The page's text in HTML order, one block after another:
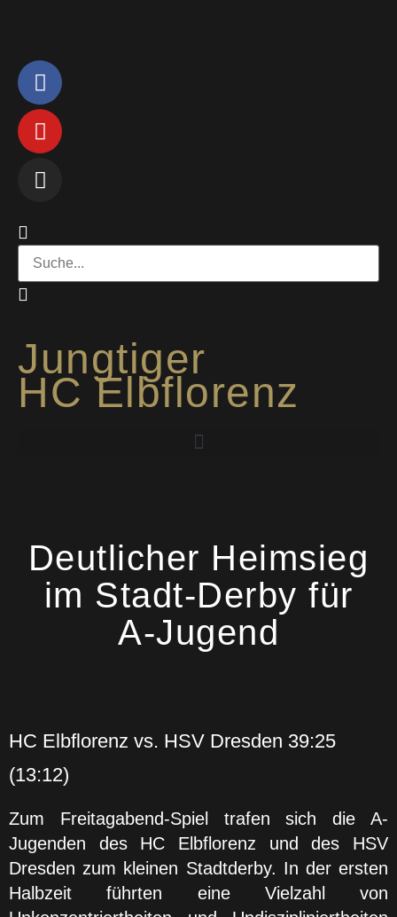
Jungtiger
HC Elbflorenz
Deutlicher Heimsieg
im Stadt-Derby für
A-Jugend
HC Elbflorenz vs. HSV Dresden 39:25
(13:12)
Zum Freitagabend-Spiel trafen sich die A-
Jugenden des HC Elbflorenz und des HSV
Dresden zum kleinen Stadtderby. In der ersten
Halbzeit führten eine Vielzahl von